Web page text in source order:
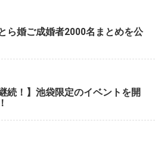
ら婚ご成婚者2000名まとめを公
続！】池袋限定のイベントを開